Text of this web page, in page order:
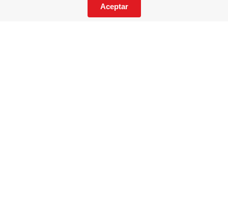
Aceptar